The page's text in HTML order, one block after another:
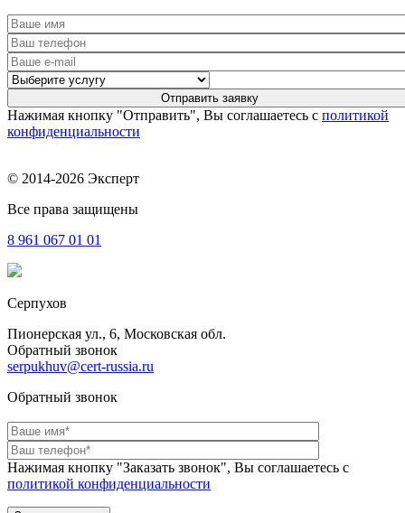
Нажимая кнопку "Отправить", Вы соглашаетесь с политикой
конфиденциальности
© 2014-2026 Эксперт
Все права защищены
8 961 067 01 01
Серпухов
Пионерская ул., 6, Московская обл.
Обратный звонок
serpukhuv@cert-russia.ru
Обратный звонок
Нажимая кнопку "Заказать звонок", Вы соглашаетесь с
политикой конфиденциальности